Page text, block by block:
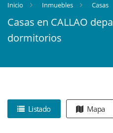
Inicio Inmuebles Casas
Casas en CALLAO
dormitorios
Listado Mapa